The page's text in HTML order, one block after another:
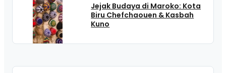
Jejak Budaya di Maroko: Kota
Biru Chefchaouen & Kasbah
Kuno